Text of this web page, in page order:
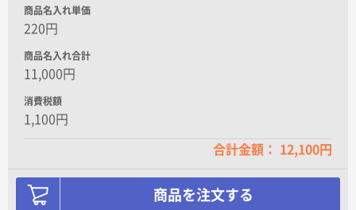
商品名入れ単価
220円
商品名入れ合計
11,000円
消費税額
1,100円
合計金額： 12,100円
商品を注文する